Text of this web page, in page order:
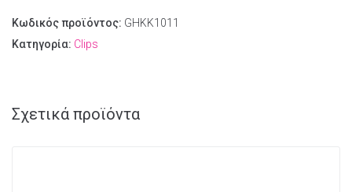
Κωδικός προϊόντος: GHKK1011
Κατηγορία: Clips
Σχετικά προϊόντα